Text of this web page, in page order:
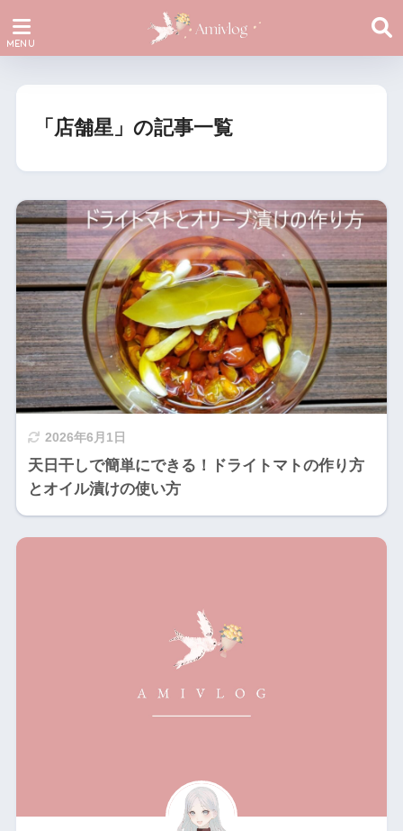
「店舗星」の記事一覧
2026年6月1日
天日干しで簡単にできる！ドライトマトの作り方
とオイル漬けの使い方